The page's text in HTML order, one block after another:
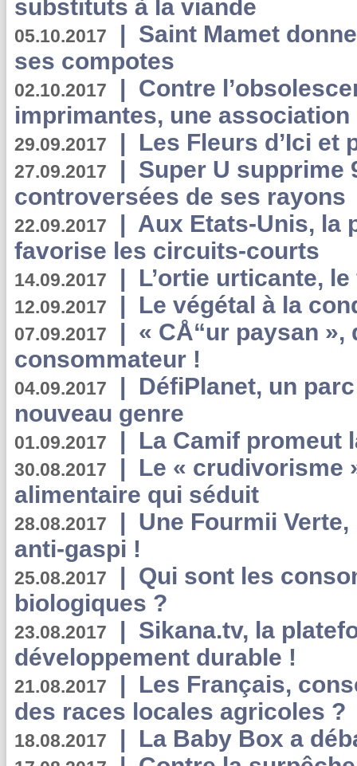
substituts à la viande
05.10.2017 | Saint Mamet
ses compotes
02.10.2017 | Contre
imprimantes, une
29.09.2017 | Les Fleurs d’Ici et
27.09.2017 | Super U supprime
controversées de ses rayons
22.09.2017 | Aux Etats-Unis, la
favorise les circuits-courts
14.09.2017 | L’ortie urticante,
12.09.2017 | Le végétal à la
07.09.2017 | « CÅ“ur paysan
consommateur !
04.09.2017 | DéfiPlanet, un
nouveau genre
01.09.2017 | La Camif promeut
30.08.2017 | Le « crudivorisme
alimentaire qui séduit
28.08.2017 | Une Fourmii
anti-gaspi !
25.08.2017 | Qui sont les
biologiques ?
23.08.2017 | Sikana.tv, la
développement durable !
21.08.2017 | Les Français,
des races locales agricoles ?
18.08.2017 | La Baby Box a